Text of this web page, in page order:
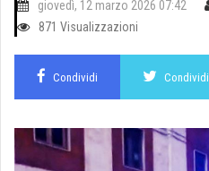
giovedì, 12 marzo 2026 07:42
871 Visualizzazioni
Condividi Condividi